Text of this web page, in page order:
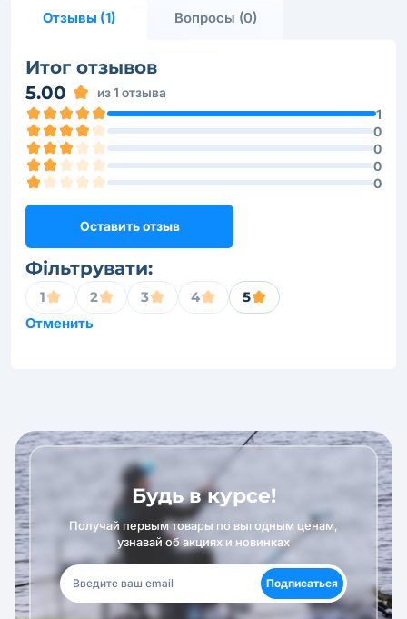
Отзывы (1) Вопросы (0)
Итог отзывов
5.00
из 1 отзыва
1
0
0
0
0
Оставить отзыв
Фільтрувати:
1 2 3 4
5
Отменить
Будь в курсе!
Получай первым товары по выгодным ценам,
узнавай об акциях и новинках
Подписаться